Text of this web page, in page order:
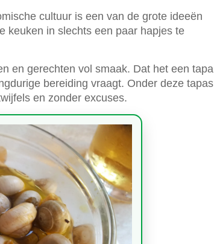
cultuur is een van de grote ideeën
keuken in slechts een paar hapjes te
en gerechten vol smaak. Dat het een tapa
bereiding vraagt. Onder deze tapas
en zonder excuses.